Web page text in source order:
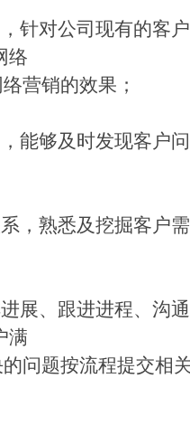
针对公司现有的客
络
营销的效果；
能够及时发现客户
，熟悉及挖掘客户
展、跟进进程、沟
满
题按流程提交相